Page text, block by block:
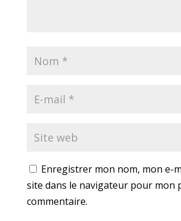
Enregistrer mon nom, mon e-
site dans le navigateur pour mon
commentaire.